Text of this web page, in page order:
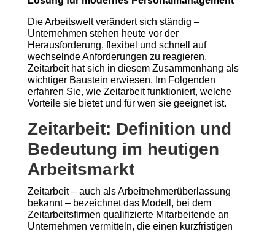
Die Arbeitswelt verändert sich ständig –
Unternehmen stehen heute vor der
Herausforderung, flexibel und schnell auf
wechselnde Anforderungen zu reagieren.
Zeitarbeit hat sich in diesem Zusammenhang als
wichtiger Baustein erwiesen. Im Folgenden
erfahren Sie, wie Zeitarbeit funktioniert, welche
Vorteile sie bietet und für wen sie geeignet ist.
Zeitarbeit: Definition und
Bedeutung im heutigen
Arbeitsmarkt
Zeitarbeit – auch als Arbeitnehmerüberlassung
bekannt – bezeichnet das Modell, bei dem
Zeitarbeitsfirmen qualifizierte Mitarbeitende an
Unternehmen vermitteln, die einen kurzfristigen